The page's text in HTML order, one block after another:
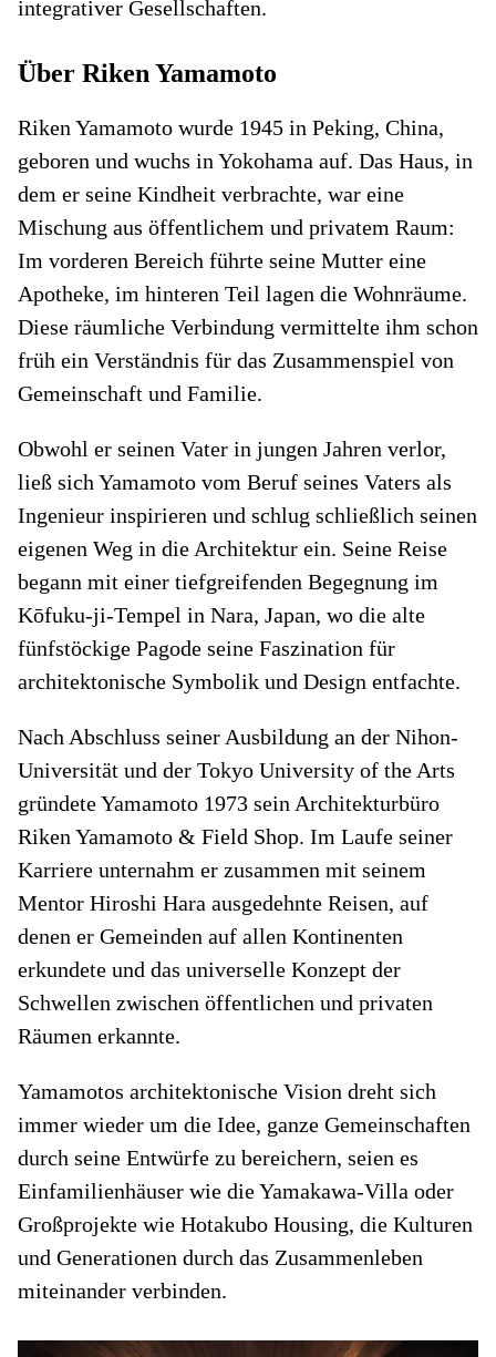
integrativer Gesellschaften.
Über Riken Yamamoto
Riken Yamamoto wurde 1945 in Peking, China,
geboren und wuchs in Yokohama auf. Das Haus, in
dem er seine Kindheit verbrachte, war eine
Mischung aus öffentlichem und privatem Raum:
Im vorderen Bereich führte seine Mutter eine
Apotheke, im hinteren Teil lagen die Wohnräume.
Diese räumliche Verbindung vermittelte ihm schon
früh ein Verständnis für das Zusammenspiel von
Gemeinschaft und Familie.
Obwohl er seinen Vater in jungen Jahren verlor,
ließ sich Yamamoto vom Beruf seines Vaters als
Ingenieur inspirieren und schlug schließlich seinen
eigenen Weg in die Architektur ein. Seine Reise
begann mit einer tiefgreifenden Begegnung im
Kōfuku-ji-Tempel in Nara, Japan, wo die alte
fünfstöckige Pagode seine Faszination für
architektonische Symbolik und Design entfachte.
Nach Abschluss seiner Ausbildung an der Nihon-
Universität und der Tokyo University of the Arts
gründete Yamamoto 1973 sein Architekturbüro
Riken Yamamoto & Field Shop. Im Laufe seiner
Karriere unternahm er zusammen mit seinem
Mentor Hiroshi Hara ausgedehnte Reisen, auf
denen er Gemeinden auf allen Kontinenten
erkundete und das universelle Konzept der
Schwellen zwischen öffentlichen und privaten
Räumen erkannte.
Yamamotos architektonische Vision dreht sich
immer wieder um die Idee, ganze Gemeinschaften
durch seine Entwürfe zu bereichern, seien es
Einfamilienhäuser wie die Yamakawa-Villa oder
Großprojekte wie Hotakubo Housing, die Kulturen
und Generationen durch das Zusammenleben
miteinander verbinden.